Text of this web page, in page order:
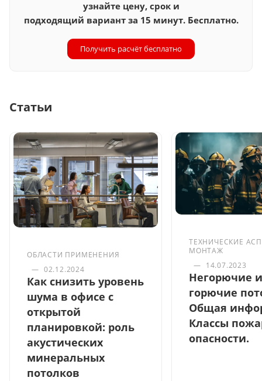
узнайте цену, срок и
подходящий вариант за 15 минут. Бесплатно.
Получить расчёт бесплатно
Статьи
ОБЛАСТИ ПРИМЕНЕНИЯ
— 02.12.2024
Как снизить уровень
шума в офисе с
открытой
планировкой: роль
акустических
минеральных
потолков
ТЕХНИЧЕСКИЕ
МОНТАЖ
— 14.07.2023
Негорючие и
горючие
Общая
Классы
опасности.